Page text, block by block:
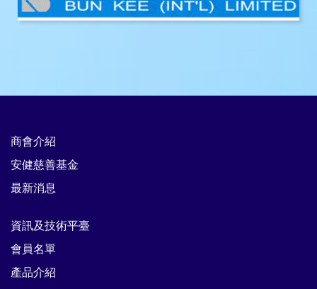
商會介紹
安健慈善基金
最新消息
資訊及技術平臺
會員名單
產品介紹